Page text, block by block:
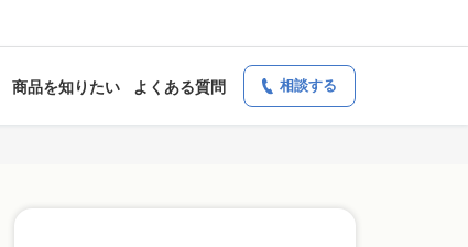
商品を知りたい よくある質問 相談する